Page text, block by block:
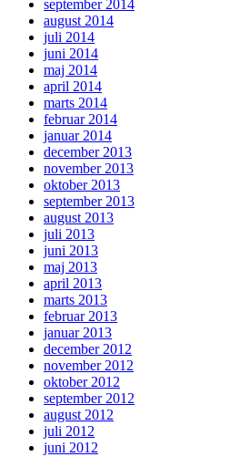
september 2014
august 2014
juli 2014
juni 2014
maj 2014
april 2014
marts 2014
februar 2014
januar 2014
december 2013
november 2013
oktober 2013
september 2013
august 2013
juli 2013
juni 2013
maj 2013
april 2013
marts 2013
februar 2013
januar 2013
december 2012
november 2012
oktober 2012
september 2012
august 2012
juli 2012
juni 2012